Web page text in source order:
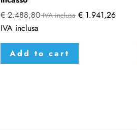
€2.488,80 IVA inclusa € 1.941,26
IVA inclusa
Add to cart